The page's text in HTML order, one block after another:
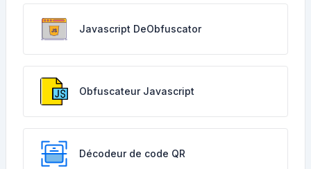
Javascript DeObfuscator
Obfuscateur Javascript
Décodeur de code QR